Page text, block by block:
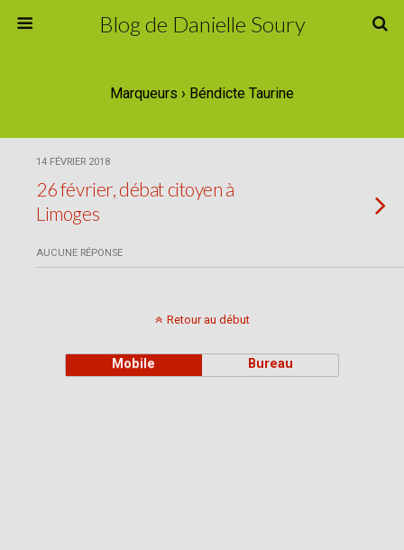
Blog de Danielle Soury
Marqueurs › Béndicte Taurine
14 FÉVRIER 2018
26 février, débat citoyen à
Limoges
AUCUNE RÉPONSE
Retour au début
Mobile Bureau